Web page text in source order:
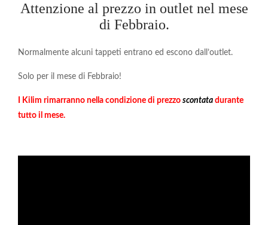
Attenzione al prezzo in outlet nel mese
di Febbraio.
Normalmente alcuni tappeti entrano ed escono dall’outlet.
Solo per il mese di Febbraio!
I Kilim rimarranno nella condizione di prezzo scontata durante
tutto il mese.